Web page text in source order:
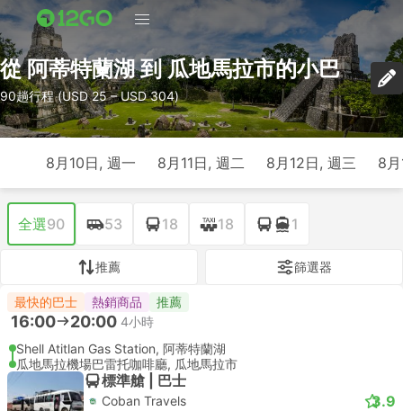
從 阿蒂特蘭湖 到 瓜地馬拉市的小巴
90趟行程 (USD 25 – USD 304)
8月10日, 週一 8月11日, 週二 8月12日, 週三 8
全選90 53 18 18 1
推薦 篩選器
最快的巴士 熱銷商品 推薦
16:00 20:00 4小時
Shell Atitlan Gas Station, 阿蒂特蘭湖
瓜地馬拉機場巴雷托咖啡廳, 瓜地馬拉市
標準艙 | 巴士
Coban Travels 3.9